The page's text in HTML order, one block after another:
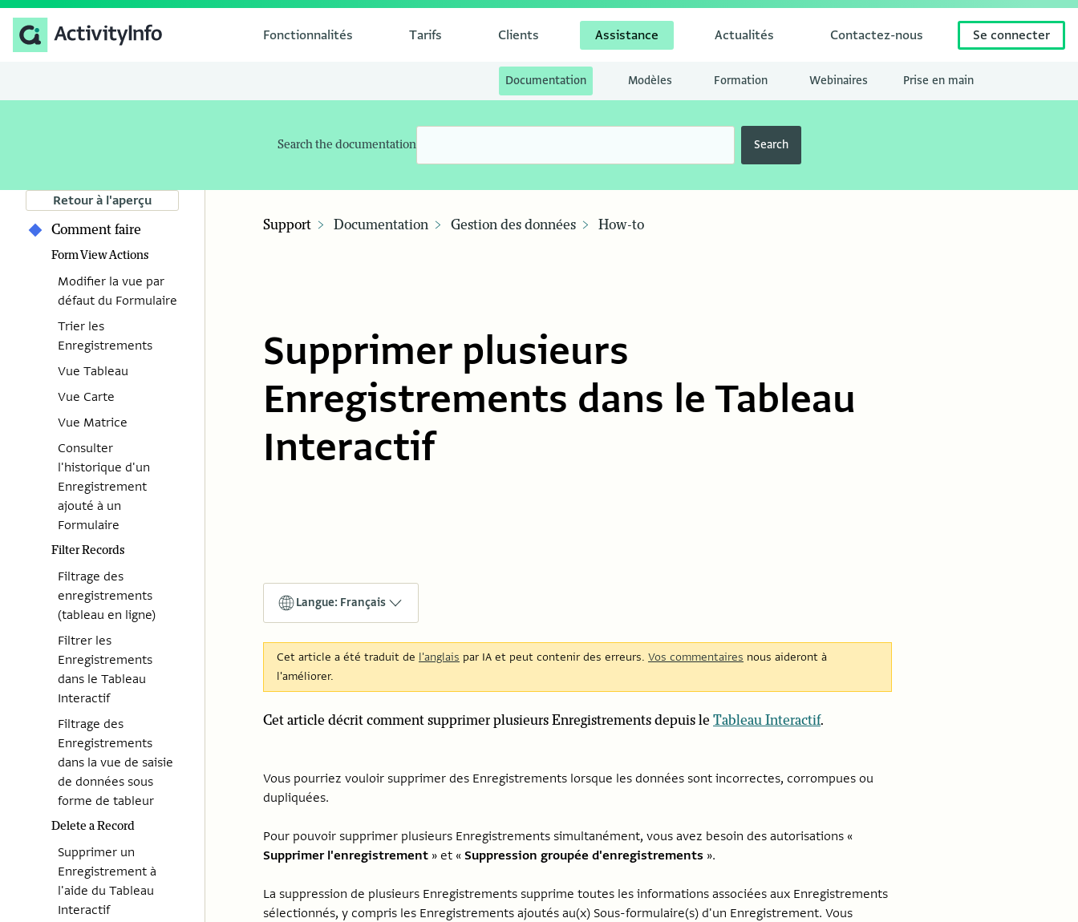
Fonctionnalités Tarifs Clients Assistance Actualités Contactez-nous Se connecter
Documentation Modèles Formation Webinaires Prise en main
Search the documentation Search
Retour à l'aperçu
Comment faire
Form View Actions
Modifier la vue par
défaut du Formulaire
Trier les
Enregistrements
Vue Tableau
Vue Carte
Vue Matrice
Consulter
l'historique d'un
Enregistrement
ajouté à un
Formulaire
Filter Records
Filtrage des
enregistrements
(tableau en ligne)
Filtrer les
Enregistrements
dans le Tableau
Interactif
Filtrage des
Enregistrements
dans la vue de saisie
de données sous
forme de tableur
Delete a Record
Supprimer un
Enregistrement à
l'aide du Tableau
Interactif
Support Documentation Gestion des données How-to
Supprimer plusieurs
Enregistrements dans le Tableau
Interactif
Langue: Français
Cet article a été traduit de l'anglais par IA et peut contenir des erreurs. Vos commentaires nous aideront à
l'améliorer.
Cet article décrit comment supprimer plusieurs Enregistrements depuis le Tableau Interactif.
Vous pourriez vouloir supprimer des Enregistrements lorsque les données sont incorrectes, corrompues ou
dupliquées.
Pour pouvoir supprimer plusieurs Enregistrements simultanément, vous avez besoin des autorisations «
Supprimer l'enregistrement » et « Suppression groupée d'enregistrements ».
La suppression de plusieurs Enregistrements supprime toutes les informations associées aux Enregistrements
sélectionnés, y compris les Enregistrements ajoutés au(x) Sous-formulaire(s) d'un Enregistrement. Vous